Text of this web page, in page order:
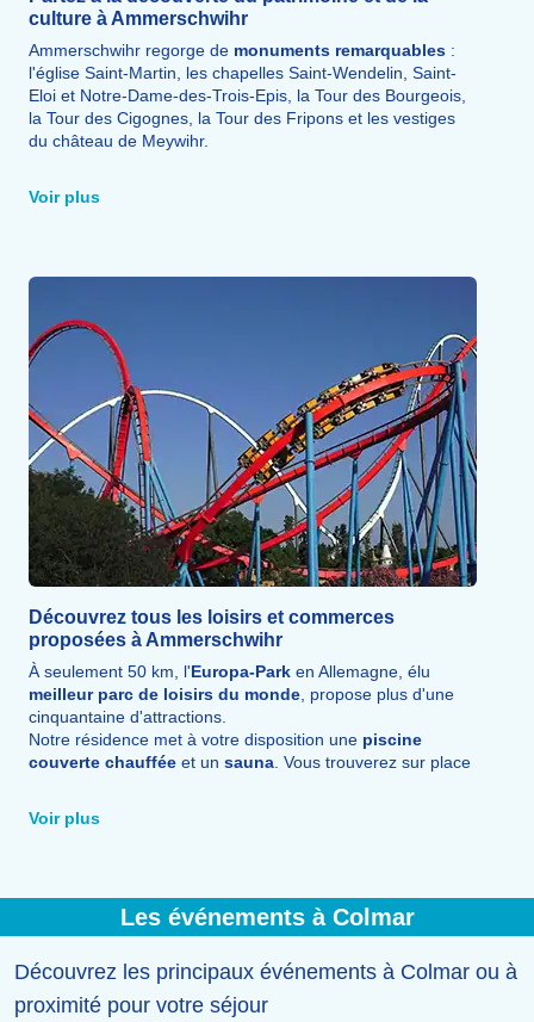
culture à Ammerschwihr
Ammerschwihr regorge de monuments remarquables :
l'église Saint-Martin, les chapelles Saint-Wendelin, Saint-
Eloi et Notre-Dame-des-Trois-Epis, la Tour des Bourgeois,
la Tour des Cigognes, la Tour des Fripons et les vestiges
du château de Meywihr.
des Crêtes
Vosgesoffrent de superbes
Ribeauvillé (8 km), Eguisheim (9 km) et Colmar (10 km).
Aigles, le Parc des Papillons et des Cigognes et le Château
du Haut-Kœnigsbourg méritent également le détour.
Voir plus
Découvrez tous les loisirs et commerces
proposées à Ammerschwihr
À seulement 50 km, l'Europa-Park en Allemagne, élu
meilleur parc de loisirs du monde, propose plus d'une
cinquantaine d'attractions.
Notre résidence met à votre disposition une piscine
couverte chauffée et un sauna. Vous trouverez sur place
restaurants gastronomiques, boulangeries, pâtisseries et
alimentation générale.
Voir plus
Les événements à Colmar
Découvrez les principaux événements à Colmar ou à
proximité pour votre séjour